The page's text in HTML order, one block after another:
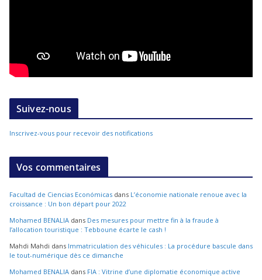
Suivez-nous
Inscrivez-vous pour recevoir des notifications
Vos commentaires
Facultad de Ciencias Económicas dans L’économie nationale renoue avec la
croissance : Un bon départ pour 2022
Mohamed BENALIA dans Des mesures pour mettre fin à la fraude à
l’allocation touristique : Tebboune écarte le cash !
Mahdi Mahdi dans Immatriculation des véhicules : La procédure bascule dans
le tout-numérique dès ce dimanche
Mohamed BENALIA dans FIA : Vitrine d’une diplomatie économique active